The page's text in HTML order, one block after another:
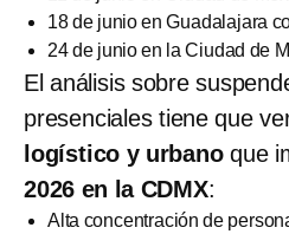
18 de junio en Guadalajara
24 de junio en la Ciudad de
El análisis sobre
presenciales tiene que
logístico y urbanoque
2026 en la CDMX:
Alta concentración de